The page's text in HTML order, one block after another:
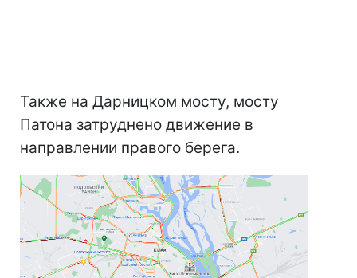
Также на Дарницком мосту, мосту
Патона затруднено движение в
направлении правого берега.